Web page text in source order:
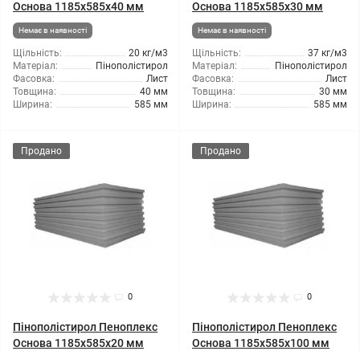
Основа 1185x585x40 мм
Немає в наявності
Щільність:
20 кг/м3
Матеріал:
Пінополістирол
Фасовка:
Лист
Товщина:
40 мм
Ширина:
585 мм
Основа 1185x585x30 мм
Немає в наявності
Щільність:
37 кг/м3
Матеріал:
Пінополістирол
Фасовка:
Лист
Товщина:
30 мм
Ширина:
585 мм
Продано
0
Пінополістирол Пеноплекс
Основа 1185x585x20 мм
Продано
0
Пінополістирол Пеноплекс
Основа 1185x585x100 мм